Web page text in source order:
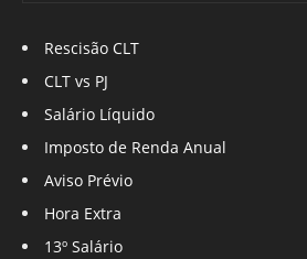
Rescisão CLT
CLT vs PJ
Salário Líquido
Imposto de Renda Anual
Aviso Prévio
Hora Extra
13º Salário